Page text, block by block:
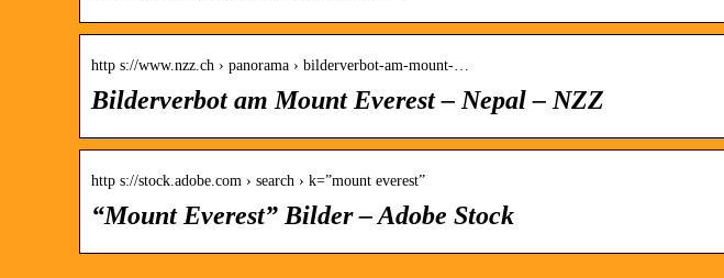
http s://www.nzz.ch › panorama › bilderverbot-am-mount-…
Bilderverbot am Mount Everest – Nepal – NZZ
http s://stock.adobe.com › search › k=”mount everest”
“Mount Everest” Bilder – Adobe Stock